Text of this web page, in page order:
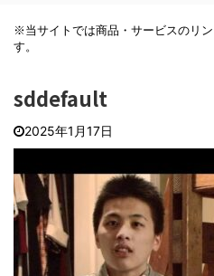
※当サイトでは商品・サービスのリ
す。
sddefault
2025年1月17日